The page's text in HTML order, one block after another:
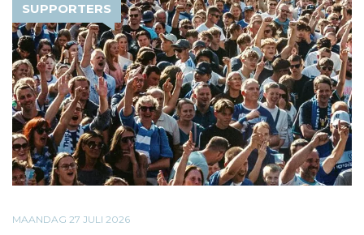
SUPPORTERS
MAANDAG 27 JULI 2026